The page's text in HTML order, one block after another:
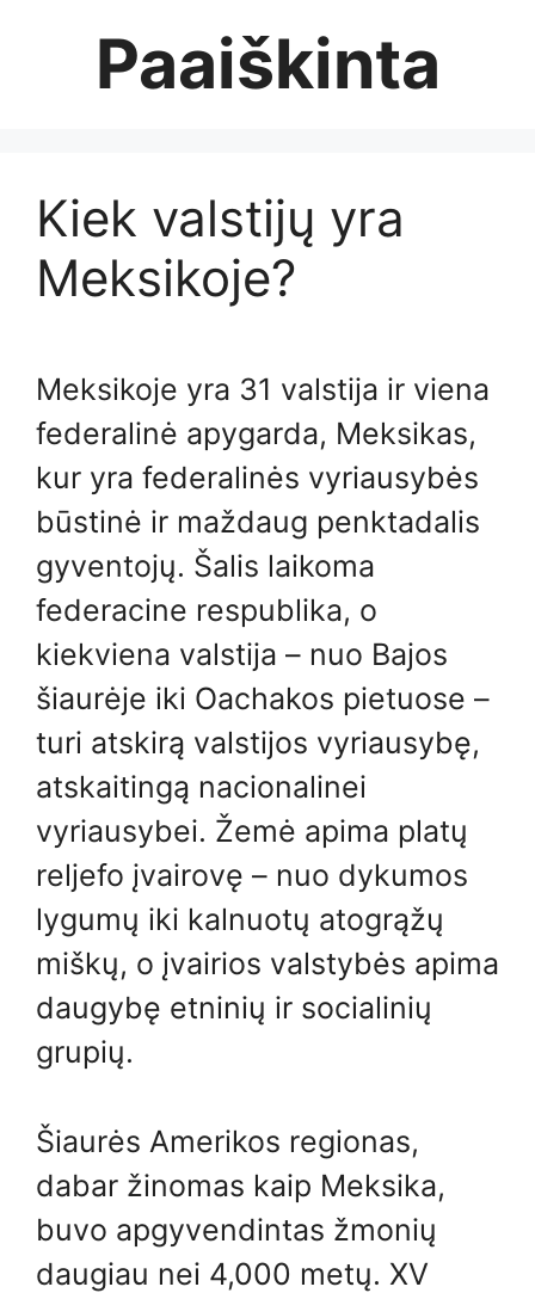
Paaiškinta
Kiek valstijų yra
Meksikoje?
Meksikoje yra 31 valstija ir viena
federalinė apygarda, Meksikas,
kur yra federalinės vyriausybės
būstinė ir maždaug penktadalis
gyventojų. Šalis laikoma
federacine respublika, o
kiekviena valstija – nuo ​​Bajos
šiaurėje iki Oachakos pietuose –
turi atskirą valstijos vyriausybę,
atskaitingą nacionalinei
vyriausybei. Žemė apima platų
reljefo įvairovę – nuo ​​dykumos
lygumų iki kalnuotų atogrąžų
miškų, o įvairios valstybės apima
daugybę etninių ir socialinių
grupių.
Šiaurės Amerikos regionas,
dabar žinomas kaip Meksika,
buvo apgyvendintas žmonių
daugiau nei 4,000 metų. XV